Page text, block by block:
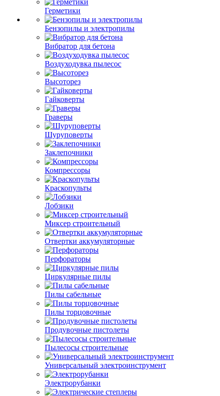
Герметики
Бензопилы и электропилы
Вибратор для бетона
Воздуходувка пылесос
Высоторез
Гайковерты
Граверы
Шуруповерты
Заклепочники
Компрессоры
Краскопульты
Лобзики
Миксер строительный
Отвертки аккумуляторные
Перфораторы
Циркулярные пилы
Пилы сабельные
Пилы торцовочные
Продувочные пистолеты
Пылесосы строительные
Универсальный электроинструмент
Электрорубанки